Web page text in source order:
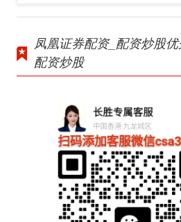
凤凰证券配资_配资炒股
配资炒股